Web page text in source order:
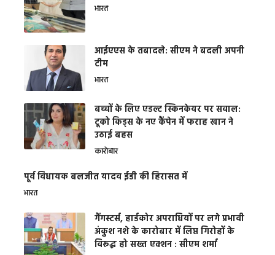
भारत
आईएएस के तबादले: सीएम ने बदली अपनी
टीम
भारत
बच्चों के लिए एडल्ट स्किनकेयर पर सवाल:
टूको किड्स के नए कैंपेन में फराह खान ने
उठाई बहस
कारोबार
पूर्व विधायक बलजीत यादव ईडी की हिरासत में
भारत
गैंगस्टर्स, हार्डकोर अपराधियों पर लगे प्रभावी
अंकुश नशे के कारोबार में लिप्त गिरोहों के
विरूद्ध हो सख्त एक्शन : सीएम शर्मा